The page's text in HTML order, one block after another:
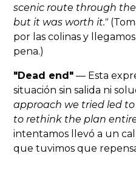
scenic route through
but it was worth it."
por las colinas y
pena.)
"Dead end" — Esta
situación sin salida ni
approach we tried led
to rethink the plan
intentamos llevó a un
que tuvimos que